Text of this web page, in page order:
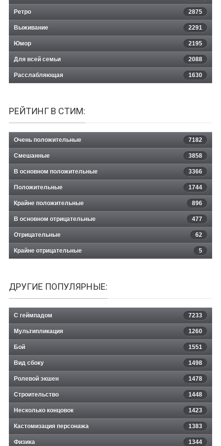
Ретро 2875
Выживание 2291
Юмор 2195
Для всей семьи 2088
Расслабляющая 1630
РЕЙТИНГ В СТИМ:
Очень положительные 7182
Смешанные 3858
В основном положительные 3366
Положительные 1744
Крайне положительные 896
В основном отрицательные 477
Отрицательные 62
Крайне отрицательные 5
ДРУГИЕ ПОПУЛЯРНЫЕ:
С геймпадом 7233
Мультипликация 1260
Бой 1551
Вид сбоку 1498
Ролевой экшен 1478
Строительство 1448
Несколько концовок 1423
Кастомизация персонажа 1383
Физика 1344